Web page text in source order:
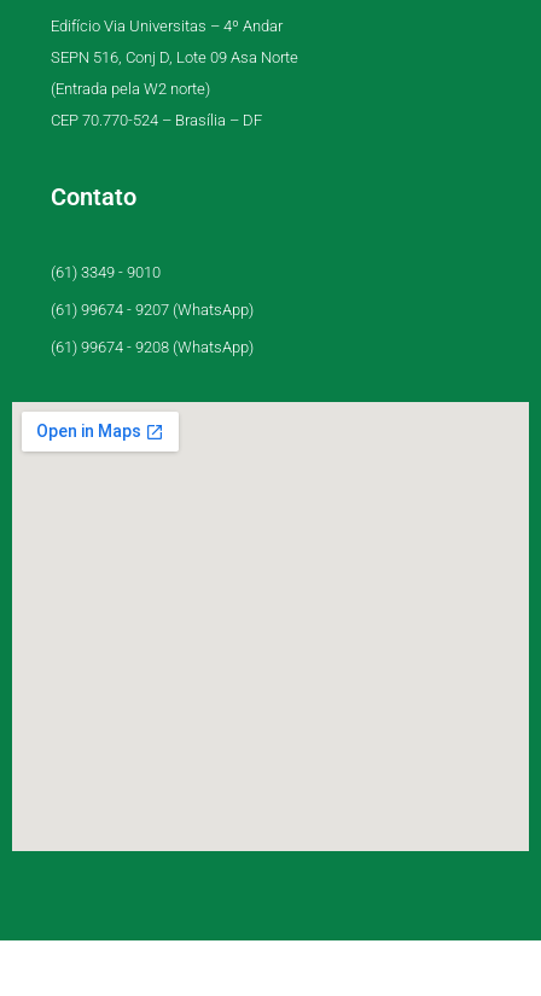
Edifício Via Universitas – 4º Andar
SEPN 516, Conj D, Lote 09 Asa Norte
(Entrada pela W2 norte)
CEP 70.770-524 – Brasília – DF
Contato
(61) 3349 - 9010
(61) 99674 - 9207 (WhatsApp)
(61) 99674 - 9208 (WhatsApp)